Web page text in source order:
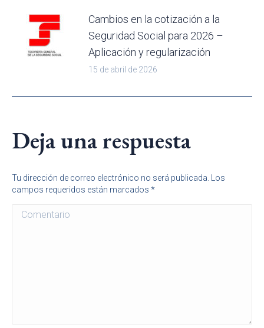
Cambios en la cotización a la
Seguridad Social para 2026 –
Aplicación y regularización
15 de abril de 2026
Deja una respuesta
Tu dirección de correo electrónico no será publicada. Los
campos requeridos están marcados *
Comentario